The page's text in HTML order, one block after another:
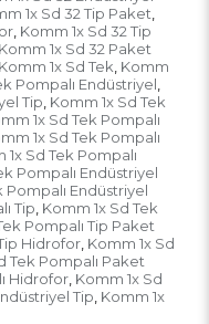
1x Sd 32 Tip Paket
, Komm 1x Sd 32 Tip
Komm 1x Sd 32 Paket
Komm 1x Sd Tek Komm
Pompalı Endüstriyel
Tip Komm 1x Sd Tek
1x Sd Tek Pompalı
1x Sd Tek Pompalı
1x Sd Tek Pompalı
Pompalı Endüstriyel
Pompalı Endüstriyel
Tip Komm 1x Sd Tek
Pompalı Tip Paket
Hidrofor Komm 1x Sd
Tek Pompalı Paket
Hidrofor Komm 1x Sd
Tip Komm 1x